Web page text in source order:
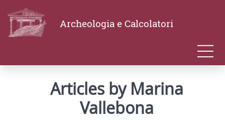
Archeologia e Calcolatori
Articles by Marina
Vallebona